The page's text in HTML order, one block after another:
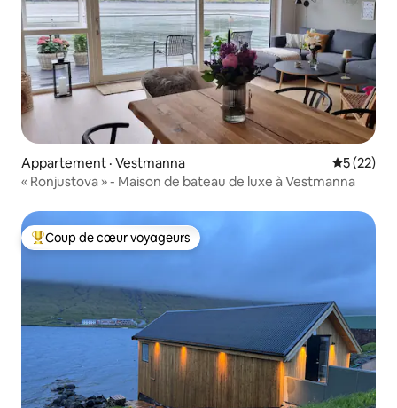
Appartement · Vestmanna Note
5 (22)
« Ronjustova » - Maison de bateau de luxe à Vestmanna
Coup de cœur voyageurs parmi les plus aimés
Coup de cœur voyageurs